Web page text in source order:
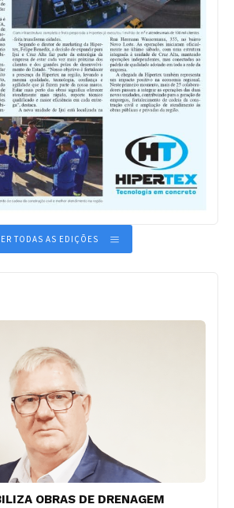
TODAS AS EDIÇÕES
OBRAS DE DRENAGEM